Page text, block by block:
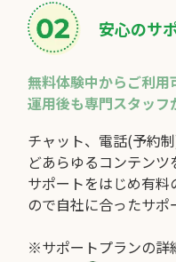
安心のサ
無料体験中からご利用
運用後も専門スタッフ
チャット、電話(予約
どあらゆるコンテン
サポートをはじめ有
ので自社に合ったサポ
※サポートプランの詳